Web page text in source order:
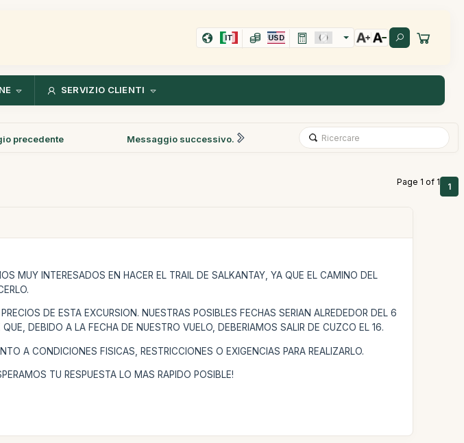
IT USD
SERVIZIO CLIENTI
precedente Messaggio successivo.
Page 1 of 1 1
MUY INTERESADOS EN HACER EL TRAIL DE SALKANTAY, YA QUE EL CAMINO DEL
DE ESTA EXCURSION. NUESTRAS POSIBLES FECHAS SERIAN ALREDEDOR DEL 6
DEBIDO A LA FECHA DE NUESTRO VUELO, DEBERIAMOS SALIR DE CUZCO EL 16.
A CONDICIONES FISICAS, RESTRICCIONES O EXIGENCIAS PARA REALIZARLO.
TU RESPUESTA LO MAS RAPIDO POSIBLE!